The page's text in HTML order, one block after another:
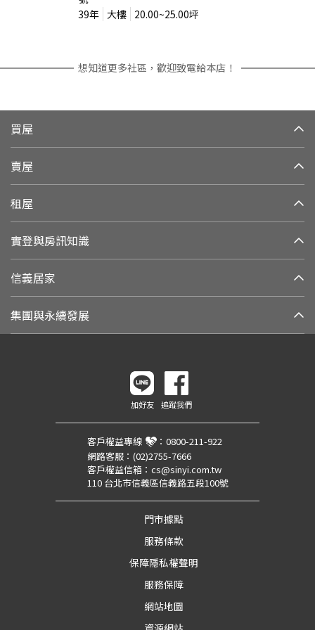
39年 大樓 20.00~25.00坪
想知道更多社區，歡迎致電給本店！
買屋
賣屋
租屋
實登與房訊知識
信義居家
集團與永續發展
加好友 追蹤我們
客戶權益專線 ： 0800-211-922
網路客服： (02)2755-7666
客戶權益信箱： cs@sinyi.com.tw
110 台北市信義區信義路五段100號
門市據點
服務條款
保障隱私權聲明
服務保障
網站地圖